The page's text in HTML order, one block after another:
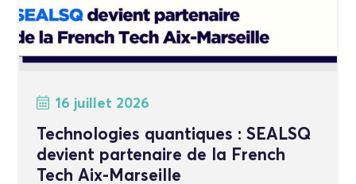
16 juillet 2026
Technologies quantiques : SEALSQ
devient partenaire de la French
Tech Aix-Marseille